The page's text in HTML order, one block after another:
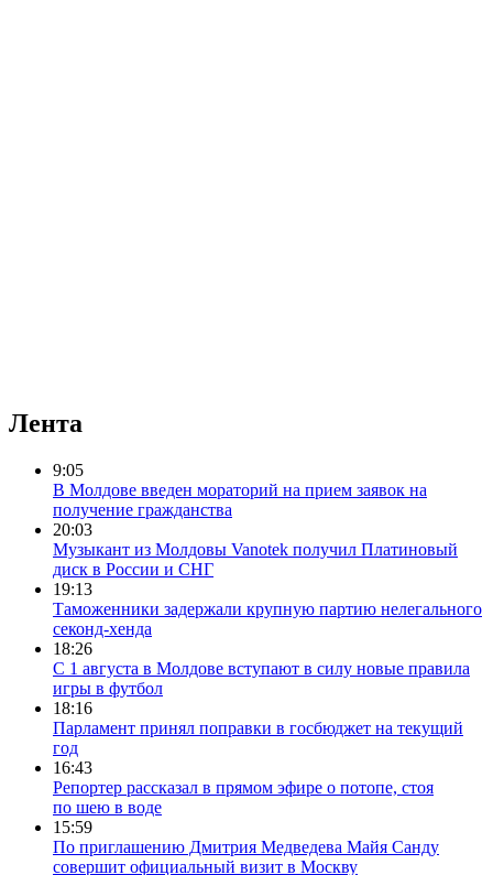
Лента
9:05
В Молдове введен мораторий на прием заявок на
получение гражданства
20:03
Музыкант из Молдовы Vanotek получил Платиновый
диск в России и СНГ
19:13
Таможенники задержали крупную партию нелегального
секонд-хенда
18:26
С 1 августа в Молдове вступают в силу новые правила
игры в футбол
18:16
Парламент принял поправки в госбюджет на текущий
год
16:43
Репортер рассказал в прямом эфире о потопе, стоя
по шею в воде
15:59
По приглашению Дмитрия Медведева Майя Санду
совершит официальный визит в Москву